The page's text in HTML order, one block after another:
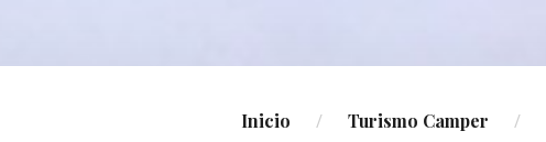
Inicio Turismo Camper